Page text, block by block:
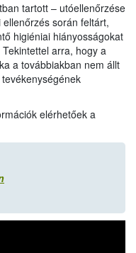
tartott – utóellenőrzése
során feltárt,
higiéniai hiányosságokat
arra, hogy a
a továbbiakban nem állt
elérhetőek a